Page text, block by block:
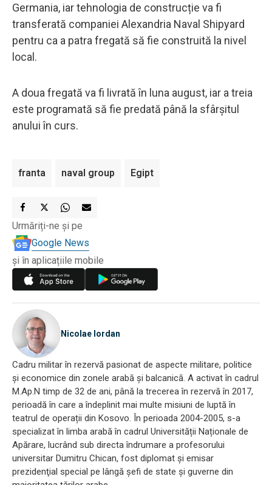
Germania, iar tehnologia de construcție va fi
transferată companiei Alexandria Naval Shipyard
pentru ca a patra fregată să fie construită la nivel
local.
A doua fregată va fi livrată în luna august, iar a treia
este programată să fie predată până la sfârșitul
anului în curs.
franta naval group Egipt
Urmăriți-ne și pe
Google News
și în aplicațiile mobile
Nicolae Iordan
Cadru militar în rezervă pasionat de aspecte militare, politice
și economice din zonele arabă și balcanică. A activat în cadrul
M.Ap.N timp de 32 de ani, până la trecerea în rezervă în 2017,
perioadă în care a îndeplinit mai multe misiuni de luptă în
teatrul de operații din Kosovo. În perioada 2004-2005, s-a
specializat în limba arabă în cadrul Universității Naționale de
Apărare, lucrând sub directa îndrumare a profesorului
universitar Dumitru Chican, fost diplomat și emisar
prezidenţial special pe lângă şefi de state şi guverne din